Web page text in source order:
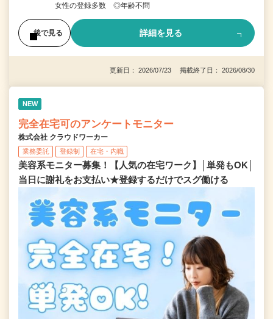
女性の登録多数 ◎年齢不問
後で見る 詳細を見る
更新日： 2026/07/23 掲載終了日： 2026/08/30
NEW
完全在宅可のアンケートモニター
株式会社 クラウドワーカー
業務委託 登録制 在宅・内職
美容系モニター募集！【人気の在宅ワーク】│単発もOK│
当日に謝礼をお支払い★登録するだけでスグ働ける